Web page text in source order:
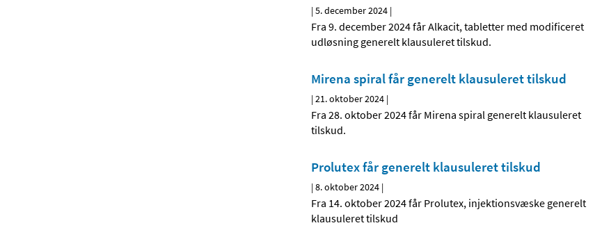
|5. december 2024 |
Fra 9. december 2024 får Alkacit, tabletter med modificeret
udløsning generelt klausuleret tilskud.
Mirena spiral får generelt klausuleret tilskud
|21. oktober 2024 |
Fra 28. oktober 2024 får Mirena spiral generelt klausuleret
tilskud.
Prolutex får generelt klausuleret tilskud
|8. oktober 2024 |
Fra 14. oktober 2024 får Prolutex, injektionsvæske generelt
klausuleret tilskud